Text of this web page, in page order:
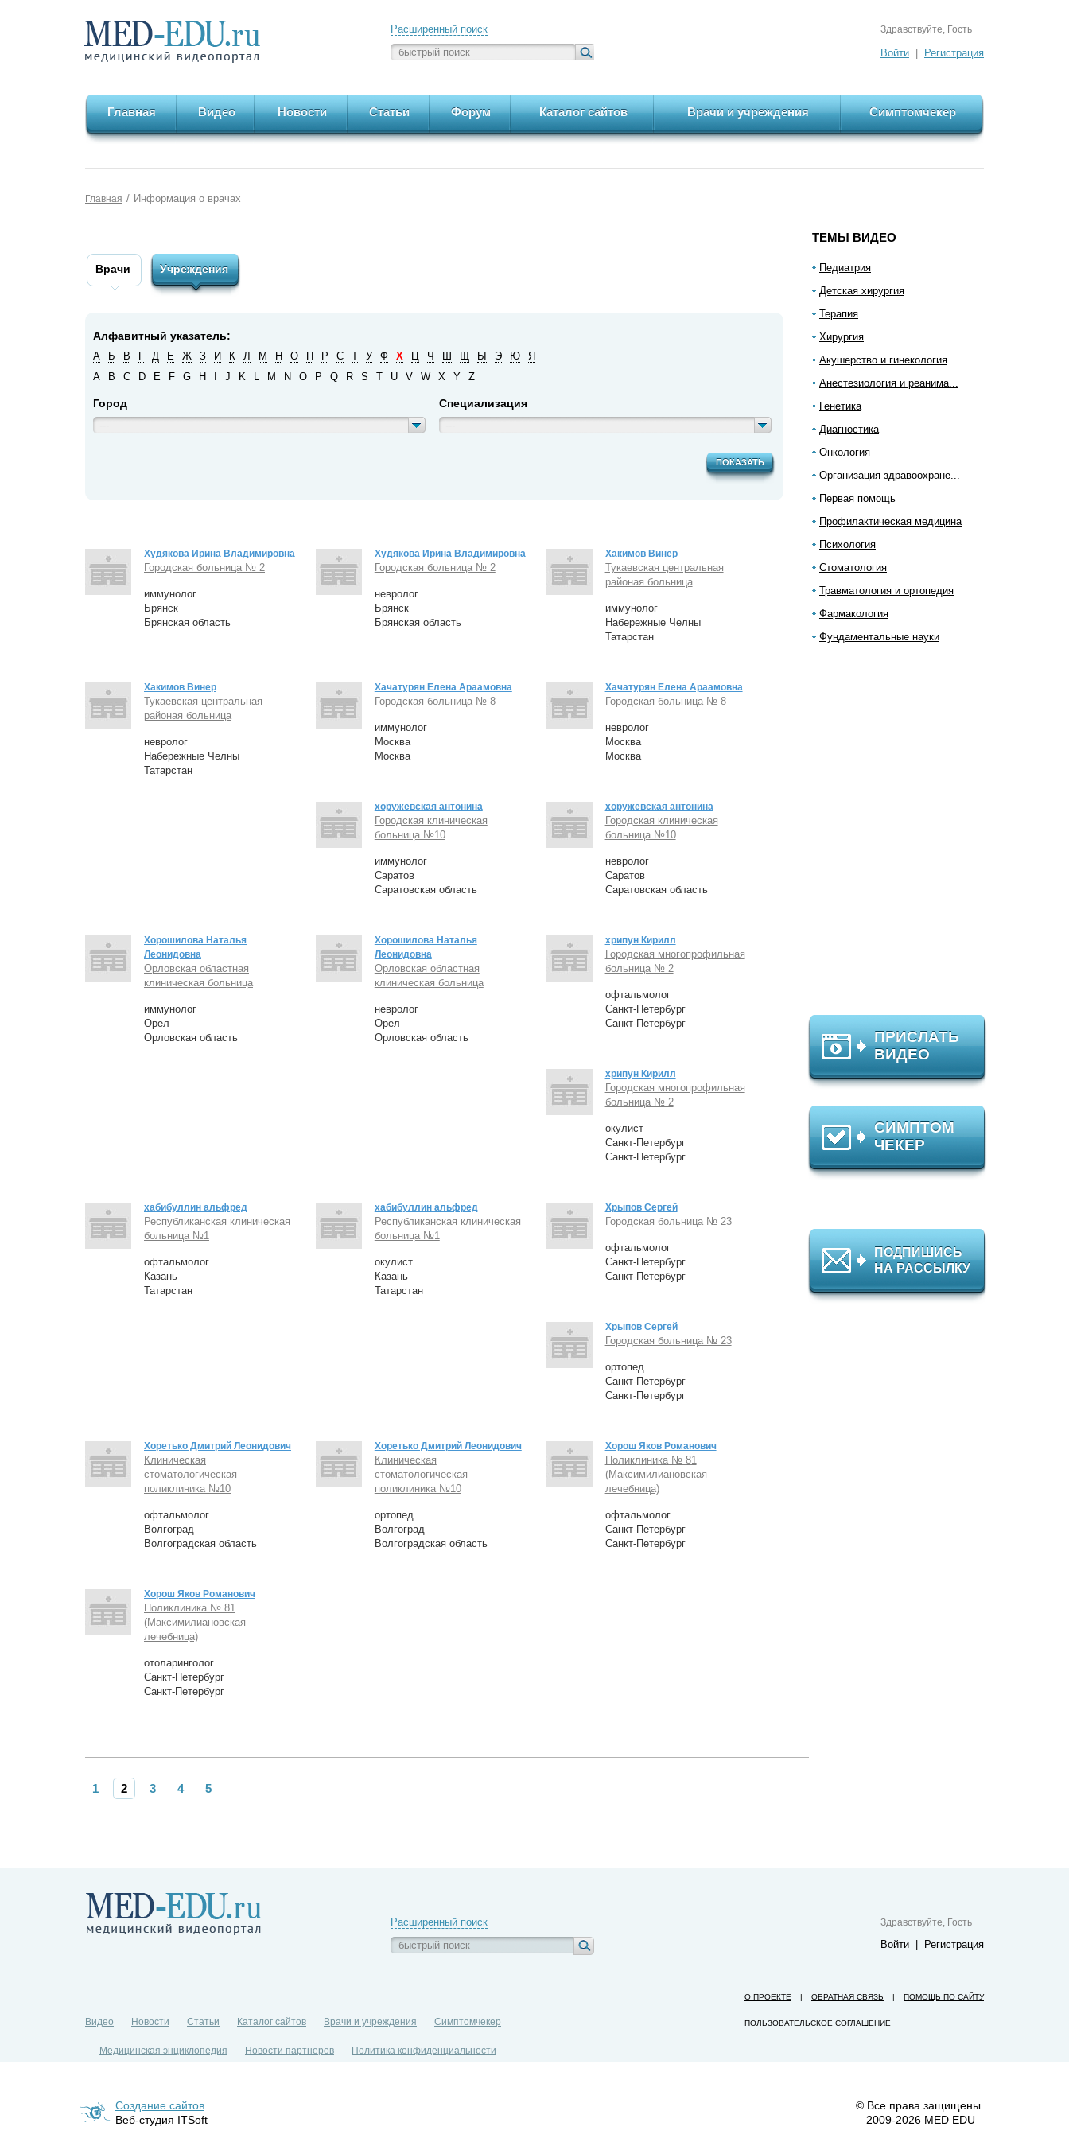
Расширенный поиск Здравствуйте, Гость
Войти Регистрация
Главная Видео Новости Статьи Форум Каталог сайтов Врачи и учреждения Симптомчекер
ТЕМЫ ВИДЕО
Педиатрия
Детская хирургия
Терапия
Хирургия
Акушерство и гинекология
Анестезиология и реанима...
Генетика
Диагностика
Онкология
Организация здравоохране...
Первая помощь
Профилактическая медицина
Психология
Стоматология
Травматология и ортопедия
Фармакология
Фундаментальные науки
ПРИСЛАТЬ
ВИДЕО
СИМПТОМ
ЧЕКЕР
ПОДПИШИСЬ
НА РАССЫЛКУ
Главная / Информация о врачах
Врачи Учреждения
Алфавитный указатель:
А Б В Г Д Е Ж З И К Л М Н О П Р С Т У Ф Х Ц Ч Ш Щ Ы Э Ю
Я
A
B C D E F G H J K L M N O P Q R S T U V W X Y Z
Город
---
Специализация
---
ПОКАЗАТЬ
Худякова Ирина Владимировна
Городская больница № 2
иммунолог
Брянск
Брянская область
Худякова Ирина Владимировна
Городская больница № 2
невролог
Брянск
Брянская область
Хакимов Винер
Тукаевская центральная
районая больница
иммунолог
Набережные Челны
Татарстан
Хакимов Винер
Тукаевская центральная
районая больница
невролог
Набережные Челны
Татарстан
Хачатурян Елена Араамовна
Городская больница № 8
иммунолог
Москва
Москва
Хачатурян Елена Араамовна
Городская больница № 8
невролог
Москва
Москва
хоружевская антонина
Городская клиническая
больница №10
иммунолог
Саратов
Саратовская область
хоружевская антонина
Городская клиническая
больница №10
невролог
Саратов
Саратовская область
Хорошилова Наталья
Леонидовна
Орловская областная
клиническая больница
иммунолог
Орел
Орловская область
Хорошилова Наталья
Леонидовна
Орловская областная
клиническая больница
невролог
Орел
Орловская область
хрипун Кирилл
Городская многопрофильная
больница № 2
офтальмолог
Санкт-Петербург
Санкт-Петербург
хрипун Кирилл
Городская многопрофильная
больница № 2
окулист
Санкт-Петербург
Санкт-Петербург
хабибуллин альфред
Республиканская клиническая
больница №1
офтальмолог
Казань
Татарстан
хабибуллин альфред
Республиканская клиническая
больница №1
окулист
Казань
Татарстан
Хрыпов Сергей
Городская больница № 23
офтальмолог
Санкт-Петербург
Санкт-Петербург
Хрыпов Сергей
Городская больница № 23
ортопед
Санкт-Петербург
Санкт-Петербург
Хоретько Дмитрий Леонидович
Клиническая
стоматологическая
поликлиника №10
офтальмолог
Волгоград
Волгоградская область
Хоретько Дмитрий Леонидович
Клиническая
стоматологическая
поликлиника №10
ортопед
Волгоград
Волгоградская область
Хорош Яков Романович
Поликлиника № 81
(Максимилиановская
лечебница)
офтальмолог
Санкт-Петербург
Санкт-Петербург
Хорош Яков Романович
Поликлиника № 81
(Максимилиановская
лечебница)
отоларинголог
Санкт-Петербург
Санкт-Петербург
1 2 3 4 5
Расширенный поиск Здравствуйте, Гость
Войти Регистрация
О ПРОЕКТЕ | ОБРАТНАЯ СВЯЗЬ | ПОМОЩЬ ПО САЙТУ
ПОЛЬЗОВАТЕЛЬСКОЕ СОГЛАШЕНИЕ
Видео Новости Статьи Каталог сайтов Врачи и учреждения Симптомчекер
Медицинская энциклопедия Новости партнеров Политика конфиденциальности
Создание сайтов
Веб-студия ITSoft
© Все права защищены.
2009-2026 MED EDU